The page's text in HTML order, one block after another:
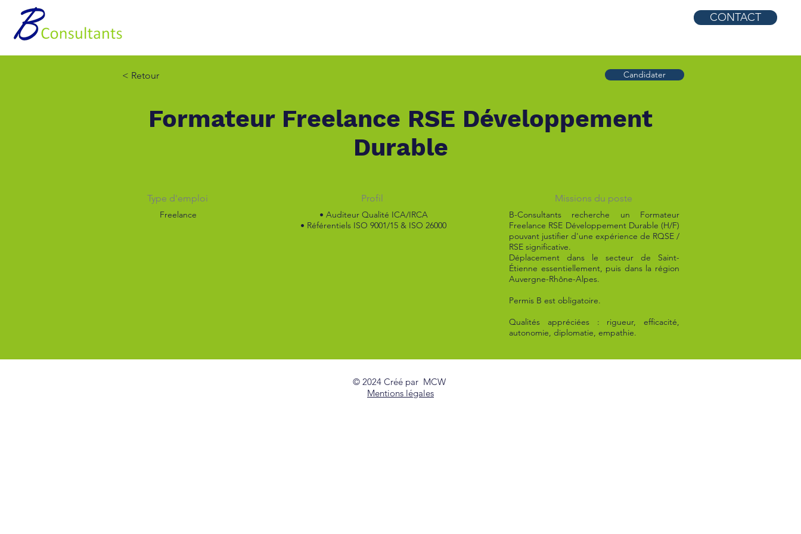
CONTACT
< Retour Candidater
Formateur Freelance RSE Développement
Durable
Type d'emploi
Freelance
Profil
• Auditeur Qualité ICA/IRCA
• Référentiels ISO 9001/15 & ISO 26000
Missions du poste
B-Consultants recherche un Formateur
Freelance RSE Développement Durable (H/F)
pouvant justifier d'une expérience de RQSE /
RSE significative.
Déplacement dans le secteur de Saint-
Étienne essentiellement, puis dans la région
Auvergne-Rhône-Alpes.
Permis B est obligatoire.
Qualités appréciées : rigueur, efficacité,
autonomie, diplomatie, empathie.
© 2024 Créé par MCW
Mentions légales